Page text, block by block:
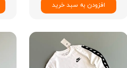
افزودن به سبد خرید